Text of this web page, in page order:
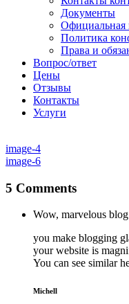
Документы
Официальная
Политика
Права и
Вопрос/ответ
Цены
Отзывы
Контакты
Услуги
image-4
image-6
5 Comments
Wow, marvelous
you make blogging
your website is
You can see similar
Michell